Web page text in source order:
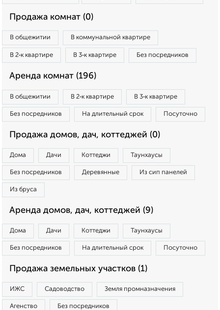
Продажа комнат (0)
В общежитии В коммунальной квартире
В 2‑к квартире В 3‑к квартире Без посредников
Аренда комнат (196)
В общежитии В 2‑к квартире В 3‑к квартире
Без посредников На длительный срок Посуточно
Продажа домов, дач, коттеджей (0)
Дома Дачи Коттеджи Таунхаусы
Без посредников Деревянные Из сип панелей
Из бруса
Аренда домов, дач, коттеджей (9)
Дома Дачи Коттеджи Таунхаусы
Без посредников На длительный срок Посуточно
Продажа земельных участков (1)
ИЖС Садоводство Земля промназначения
Агенство Без посредников